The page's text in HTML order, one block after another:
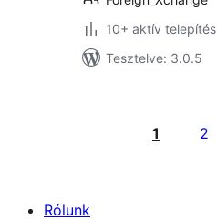
10+ aktív telepítés
Tesztelve: 3.0.5
lapozása
1 2
Rólunk